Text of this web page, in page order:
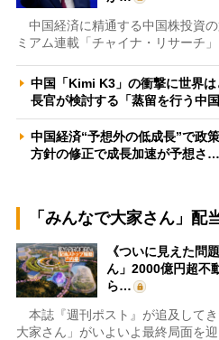
中国経済に精通する中国株投資
ミアム連載「チャイナ・リサーチ
中国「Kimi K3」の衝撃に世界
長官が検討する「蒸留を行う中
中国経済“予想外の低成長”で政
方針の修正で成長加速が予想さ…
「みんなで大家さん」配
《ついに見えた問
ん」2000億円超不
ら…
本誌『週刊ポスト』が追及して
大家さん」がいよいよ最終局面を